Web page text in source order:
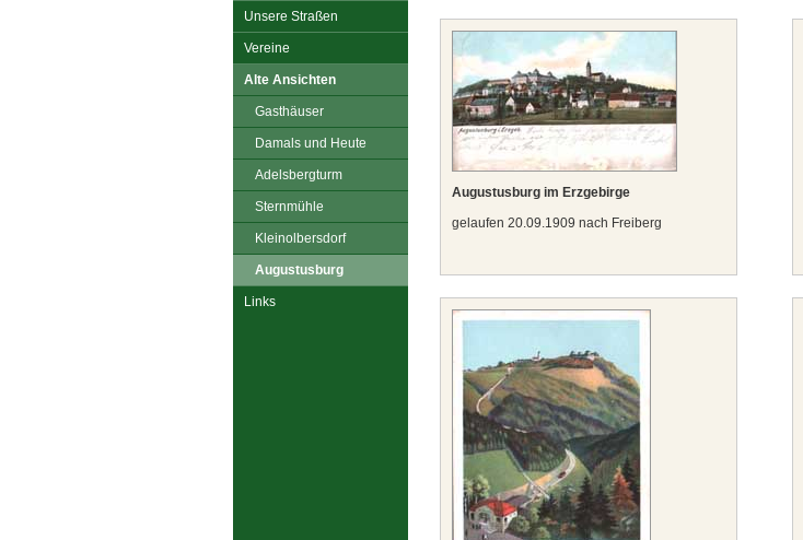
Unsere Straßen
Vereine
Alte Ansichten
Gasthäuser
Damals und Heute
Adelsbergturm
Sternmühle
Kleinolbersdorf
Augustusburg
Links
Augustusburg im Erzgebirge
gelaufen 20.09.1909 nach Freiberg